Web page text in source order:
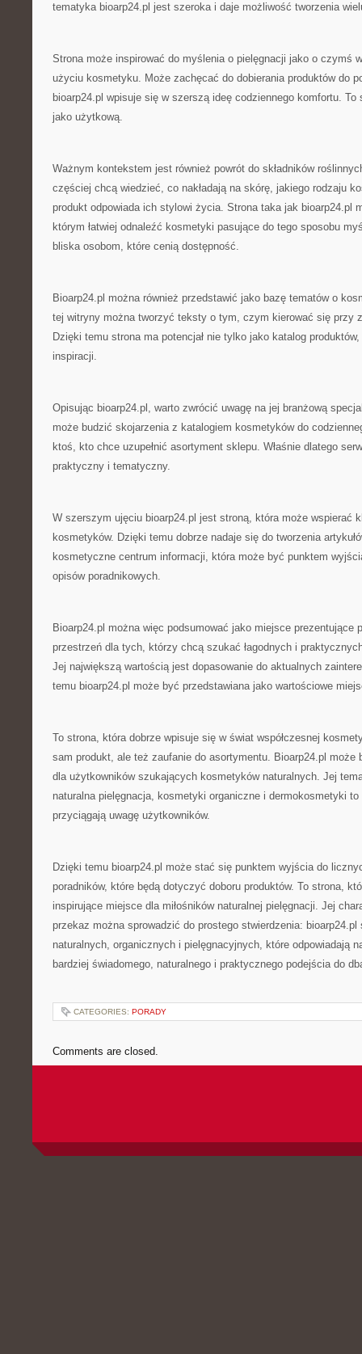
tematyka bioarp24.pl jest szeroka i daje możliwość tworzenia
Strona może inspirować do myślenia o pielęgnacji jako o czymś
użyciu kosmetyku. Może zachęcać do dobierania produktów do
bioarp24.pl wpisuje się w szerszą ideę codziennego komfortu.
jako użytkową.
Ważnym kontekstem jest również powrót do składników
częściej chcą wiedzieć, co nakładają na skórę, jakiego rodzaju
produkt odpowiada ich stylowi życia. Strona taka jak bioarp24.pl
którym łatwiej odnaleźć kosmetyki pasujące do tego sposobu
bliska osobom, które cenią dostępność.
Bioarp24.pl można również przedstawić jako bazę tematów o
tej witryny można tworzyć teksty o tym, czym kierować się przy
Dzięki temu strona ma potencjał nie tylko jako katalog
inspiracji.
Opisując bioarp24.pl, warto zwrócić uwagę na jej branżową
może budzić skojarzenia z katalogiem kosmetyków do
ktoś, kto chce uzupełnić asortyment sklepu. Właśnie dlatego
praktyczny i tematyczny.
W szerszym ujęciu bioarp24.pl jest stroną, która może wspierać
kosmetyków. Dzięki temu dobrze nadaje się do tworzenia
kosmetyczne centrum informacji, która może być punktem
opisów poradnikowych.
Bioarp24.pl można więc podsumować jako miejsce prezentujące
przestrzeń dla tych, którzy chcą szukać łagodnych i
Jej największą wartością jest dopasowanie do aktualnych
temu bioarp24.pl może być przedstawiana jako wartościowe
To strona, która dobrze wpisuje się w świat współczesnej
sam produkt, ale też zaufanie do asortymentu. Bioarp24.pl może
dla użytkowników szukających kosmetyków naturalnych. Jej
naturalna pielęgnacja, kosmetyki organiczne i dermokosmetyki
przyciągają uwagę użytkowników.
Dzięki temu bioarp24.pl może stać się punktem wyjścia do
poradników, które będą dotyczyć doboru produktów. To strona,
inspirujące miejsce dla miłośników naturalnej pielęgnacji. Jej
przekaz można sprowadzić do prostego stwierdzenia:
naturalnych, organicznych i pielęgnacyjnych, które odpowiadają
bardziej świadomego, naturalnego i praktycznego podejścia do
CATEGORIES: PORADY
Comments are closed.